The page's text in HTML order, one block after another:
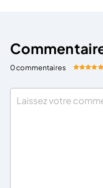
0 commentaires Évaluez